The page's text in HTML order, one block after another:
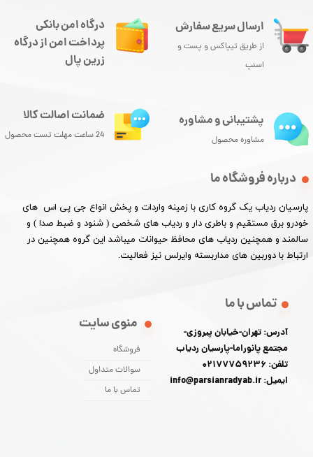
ارسال سریع سفارش
از طریق تیپاکس و پست و
اسنپ
درباره فروشگاه ما
پارسیان ردیاب یک گروه کاری با زمینه واردات و پخش انواع جی پی اس های
خودرو برق مستقیم و باطری دار و ردیاب های شخصی ( شنود و ضبط صدا ) و
سالمند و همچنین ردیاب های محافظ حیوانات میباشد این گروه همچنین در
ارتباط با دوربین های مداربسته وایرلس نیز فعالیت.​​​​​​​
منوی سایت
فروشگاه
سوالات متداول
تماس با ما
تماس با ما
آدرس: تهران-خیابان پیروزی-
مجتمع پانوراما-پارسیان ردیاب
تلفن: 02177759236
ایمیل: info@parsianradyab.ir
درگاه امن بانکی
پرداخت امن از درگاه
زرین پال
پشتیبانی و مشاوره
مشاوره محصول
ضمانت اصالت کالا
24 ساعت مهلت تست محصول